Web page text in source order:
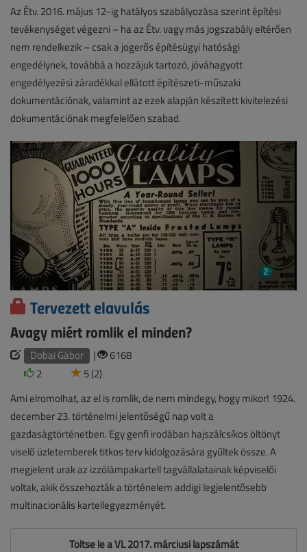
Az Étv. 2016. május 12-ig hatályos szabályozása szerint építési
tevékenységet végezni – ha az Étv. vagy más jogszabály eltérően
nem rendelkezik – csak a jogerős építésügyi hatósági
engedélynek, továbbá a hozzájuk tartozó, jóváhagyott
engedélyezési záradékkal ellátott építészeti-műszaki
dokumentációnak, valamint az ezek alapján készített kivitelezési
dokumentációnak megfelelően szabad.
Tervezett elavulás
Avagy miért romlik el minden?
Dobai Gábor |
6168
2
5 (2)
Ami elromolhat, az el is romlik, de nem mindegy, hogy mikor! 1924.
december 23. történelmi jelentőségű nap volt a
gazdaságtörténetben. Egy genfi irodában hajszálcsíkos öltönyt
viselő üzletemberek titkos terv kidolgozására gyűltek össze. A
megjelent urak az izzólámpakartell tagvállalatainak képviselői
voltak, akik összehozták a történelem addigi legjelentősebb
multinacionális kartellegyezményét.
Töltse le a VL 2017. márciusi lapszámát